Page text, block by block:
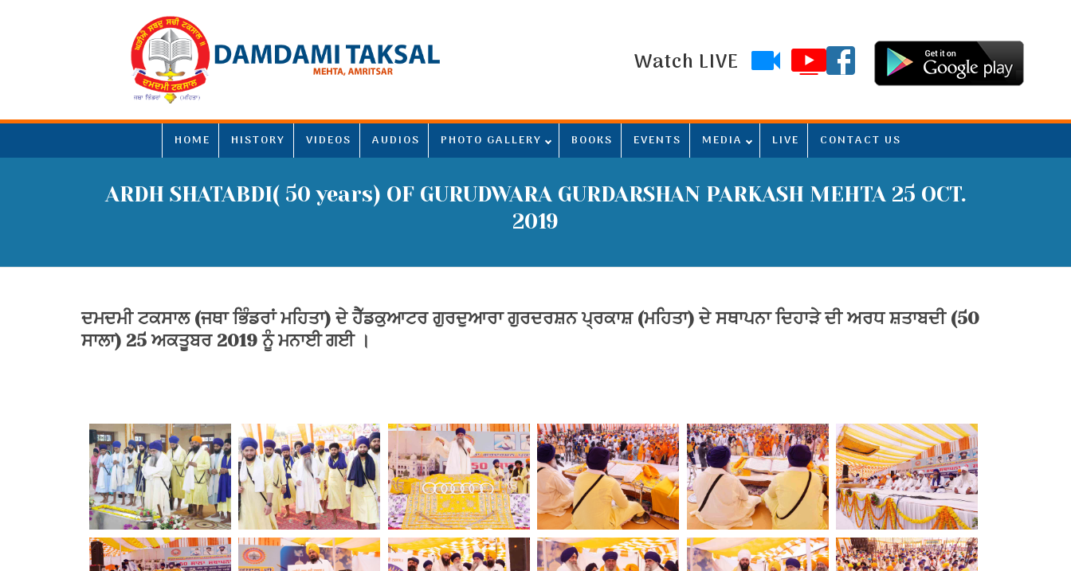
Watch LIVE
HOME HISTORY VIDEOS AUDIOS PHOTO GALLERY BOOKS EVENTS MEDIA LIVE CONTACT US
ARDH SHATABDI( 50 years) OF GURUDWARA GURDARSHAN PARKASH MEHTA 25 OCT.
2019
ਦਮਦਮੀ ਟਕਸਾਲ (ਜਥਾ ਭਿੰਡਰਾਂ ਮਹਿਤਾ) ਦੇ ਹੈੱਡਕੁਆਟਰ ਗੁਰਦੁਆਰਾ ਗੁਰਦਰਸ਼ਨ ਪ੍ਰਕਾਸ਼ (ਮਹਿਤਾ) ਦੇ ਸਥਾਪਨਾ ਦਿਹਾੜੇ ਦੀ ਅਰਧ ਸ਼ਤਾਬਦੀ (50
ਸਾਲਾ) 25 ਅਕਤੂਬਰ 2019 ਨੂੰ ਮਨਾਈ ਗਈ ।